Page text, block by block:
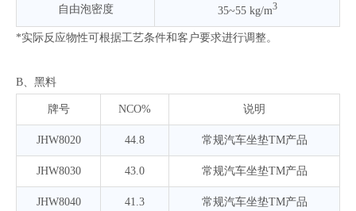
自由泡密度 35~55 kg/m3
*实际反应物性可根据工艺条件和客户要求进行调整。
B、黑料
牌号 NCO% 说明
JHW8020 44.8 常规汽车坐垫TM产品
JHW8030 43.0 常规汽车坐垫TM产品
JHW8040 41.3 常规汽车坐垫TM产品